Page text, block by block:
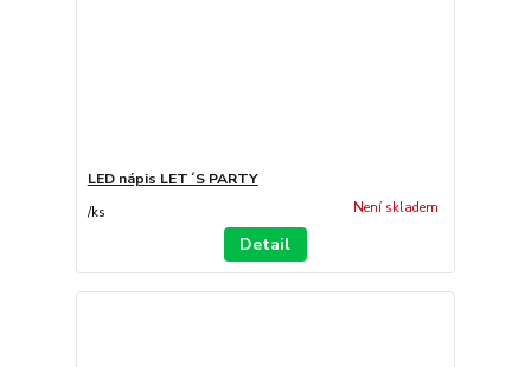
LED nápis LET´S PARTY
/ks Není skladem
Detail